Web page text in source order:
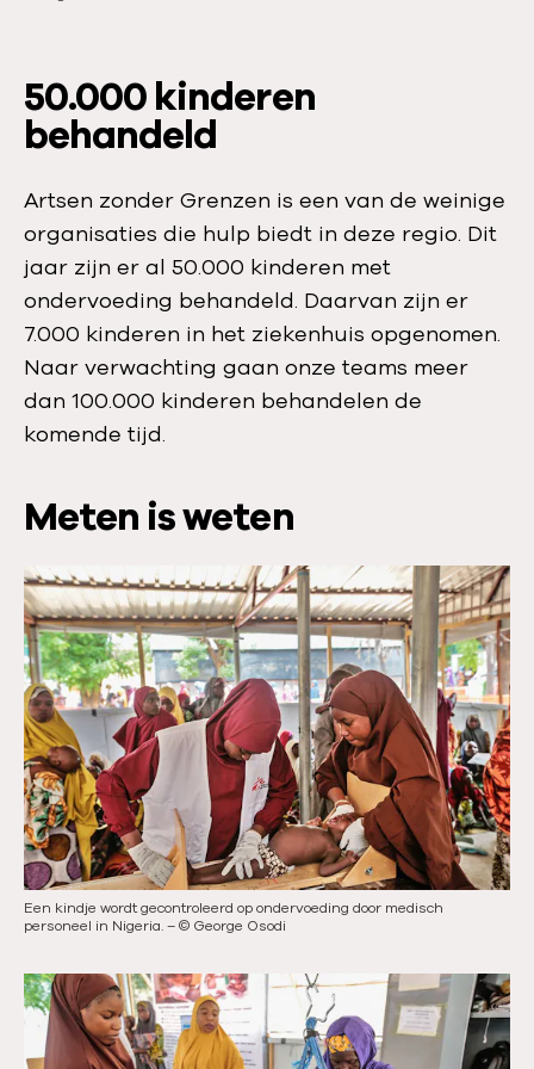
50.000 kinderen
behandeld
Artsen zonder Grenzen is een van de weinige
organisaties die hulp biedt in deze regio. Dit
jaar zijn er al 50.000 kinderen met
ondervoeding behandeld. Daarvan zijn er
7.000 kinderen in het ziekenhuis opgenomen.
Naar verwachting gaan onze teams meer
dan 100.000 kinderen behandelen de
komende tijd.
Meten is weten
Een kindje wordt gecontroleerd op ondervoeding door medisch
personeel in Nigeria.–© George Osodi